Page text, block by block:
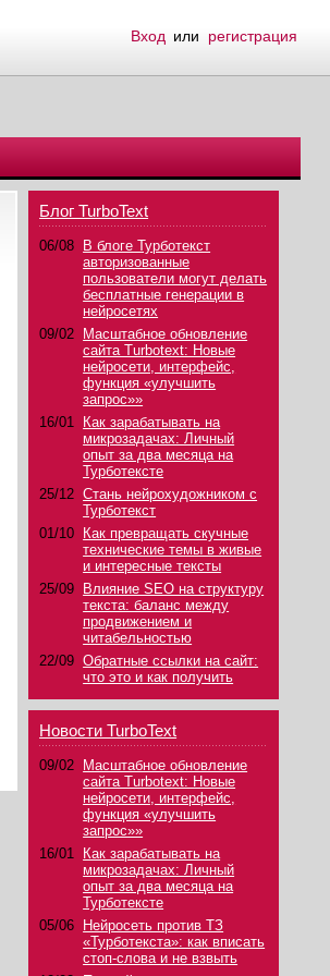
Вход или регистрация
Блог TurboText
06/08
В блоге Турботекст
авторизованные
пользователи могут делать
бесплатные генерации в
нейросетях
09/02
Масштабное обновление
сайта Turbotext: Новые
нейросети, интерфейс,
функция «улучшить
запрос»»
16/01
Как зарабатывать на
микрозадачах: Личный
опыт за два месяца на
Турботексте
25/12 Стань нейрохудожником с
Турботекст
01/10
Как превращать скучные
технические темы в живые
и интересные тексты
25/09
Влияние SEO на структуру
текста: баланс между
продвижением и
читабельностью
22/09 Обратные ссылки на сайт:
что это и как получить
Новости TurboText
09/02
Масштабное обновление
сайта Turbotext: Новые
нейросети, интерфейс,
функция «улучшить
запрос»»
16/01
Как зарабатывать на
микрозадачах: Личный
опыт за два месяца на
Турботексте
05/06
Нейросеть против ТЗ
«Турботекста»: как вписать
стоп-слова и не взвыть